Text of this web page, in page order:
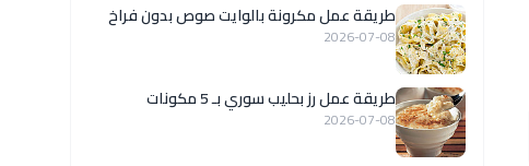
طريقة عمل مكرونة بالوايت صوص بدون فراخ
2026-07-08
طريقة عمل رز بحليب سوري بـ 5 مكونات
2026-07-08